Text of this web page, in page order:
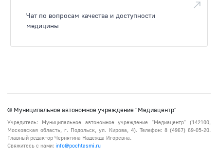
Чат по вопросам качества и доступности
медицины
© Муниципальное автономное учреждение "Медиацентр"
Учредитель: Муниципальное автономное учреждение "Медиацентр" (142100,
Московская область, г. Подольск, ул. Кирова, 4). Телефон: 8 (4967) 69-05-20.
Главный редактор Чернятина Надежда Игоревна.
Свяжитесь с нами: info@pochtasmi.ru